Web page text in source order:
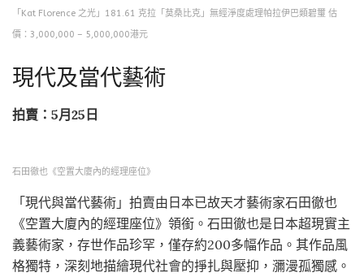
「Kat Florence 之光」181.61 克拉「莫桑比克」無經淨度處理帕拉伊巴類碧璽 估
價：3,000,000 – 5,000,000港元
現代及當代藝術
拍賣：5月25日
石田徹也《空置大廈內的經理座位》
「現代與當代藝術」拍賣由日本已故天才藝術家石田徹也
《空置大廈內的經理座位》領銜。石田徹也是日本超現實主
義藝術家，存世作品珍罕，僅存約200多幅作品。其作品風
格獨特，深刻地描繪現代社會的掙扎與壓抑，瀰漫孤獨感。